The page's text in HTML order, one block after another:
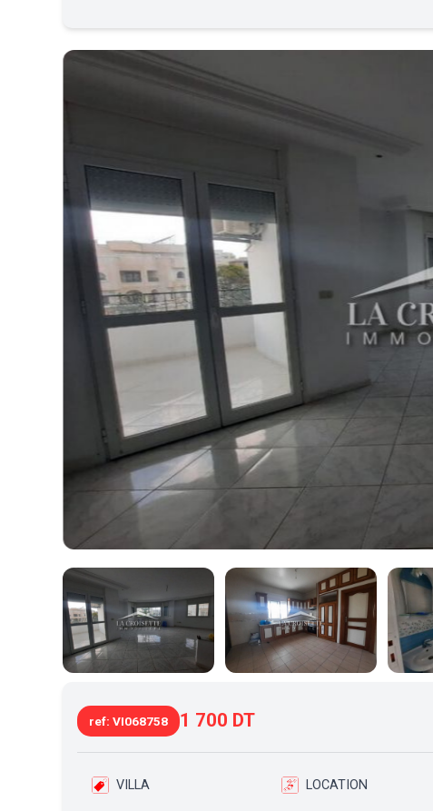
ref: VI068758 1 700 DT
VILLA LOCATION